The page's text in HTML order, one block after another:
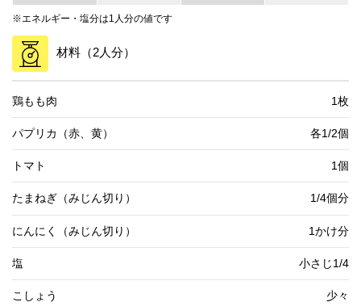
※エネルギー・塩分は1人分の値です
材料（2人分）
鶏もも肉 1枚
パプリカ（赤、黄） 各1/2個
トマト 1個
たまねぎ（みじん切り） 1/4個分
にんにく（みじん切り） 1かけ分
塩 小さじ1/4
こしょう 少々